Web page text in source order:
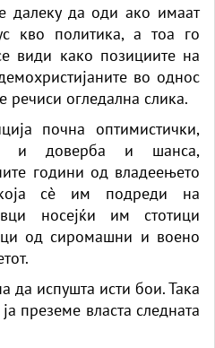
да оди ако имаат
кво политика, а тоа го
види како позициите на
во однос
речиси огледална слика.
почна оптимистички,
и доверба и шанса,
години од владеењето
сè им подреди на
носејќи им стотици
од сиромашни и воено
да испушта исти бои. Така
преземе власта следната